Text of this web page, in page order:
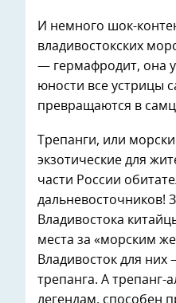
И немного шок-
владивостокских
— гермафродит, она
юности все устрицы
превращаются в
Трепанги, или
экзотические для
части России
дальневосточников!
Владивостока
места за «морским
Владивосток для
трепанга. А трепанг-
легендам, способен